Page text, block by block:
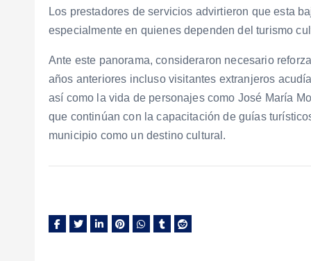
Los prestadores de servicios advirtieron que esta
especialmente en quienes dependen del turismo
Ante este panorama, consideraron necesario
años anteriores incluso visitantes extranjeros
así como la vida de personajes como José María
que continúan con la capacitación de guías
municipio como un destino cultural.